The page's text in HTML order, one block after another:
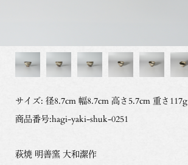
サイズ: 径8.7cm 幅8.7cm 高さ5.7cm 重さ117g
商品番号:hagi-yaki-shuk-0251
萩焼 明善窯 大和潔作